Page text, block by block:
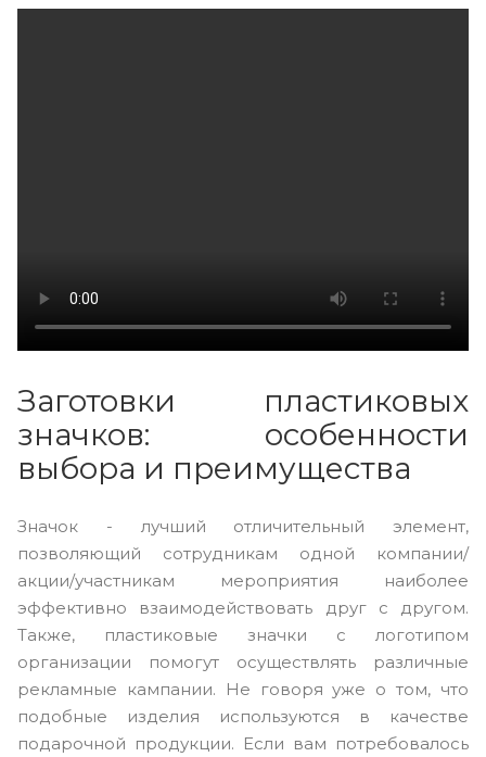
Заготовки пластиковых
значков: особенности
выбора и преимущества
Значок - лучший отличительный элемент,
позволяющий сотрудникам одной компании/
акции/участникам мероприятия наиболее
эффективно взаимодействовать друг с другом.
Также, пластиковые значки с логотипом
организации помогут осуществлять различные
рекламные кампании. Не говоря уже о том, что
подобные изделия используются в качестве
подарочной продукции. Если вам потребовалось